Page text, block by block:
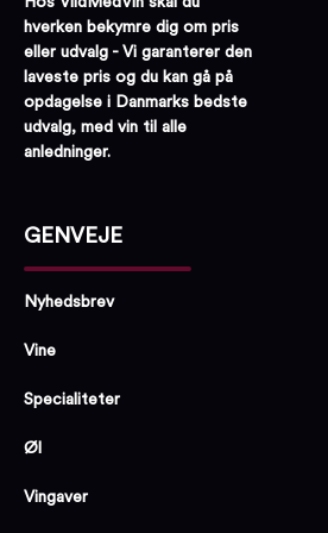
hverken bekymre dig om pris
eller udvalg - Vi garanterer den
laveste pris og du kan gå på
opdagelse i Danmarks bedste
udvalg, med vin til alle
anledninger.
GENVEJE
Nyhedsbrev
Vine
Specialiteter
Øl
Vingaver